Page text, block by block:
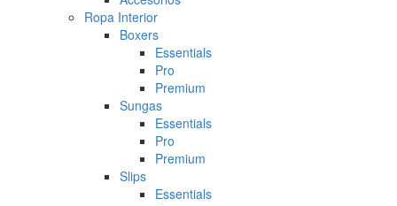
Ropa Interior
Boxers
Essentials
Pro
Premium
Sungas
Essentials
Pro
Premium
Slips
Essentials